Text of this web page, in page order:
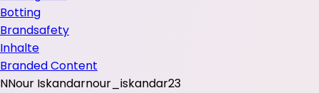
Botting
Brandsafety
Inhalte
Branded Content
NNour Iskandarnour_iskandar23